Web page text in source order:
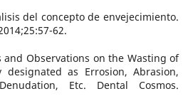
del concepto de envejecimiento.
62.
and Observations on the Wasting of
designated as Errosion, Abrasion,
Etc. Dental Cosmos.